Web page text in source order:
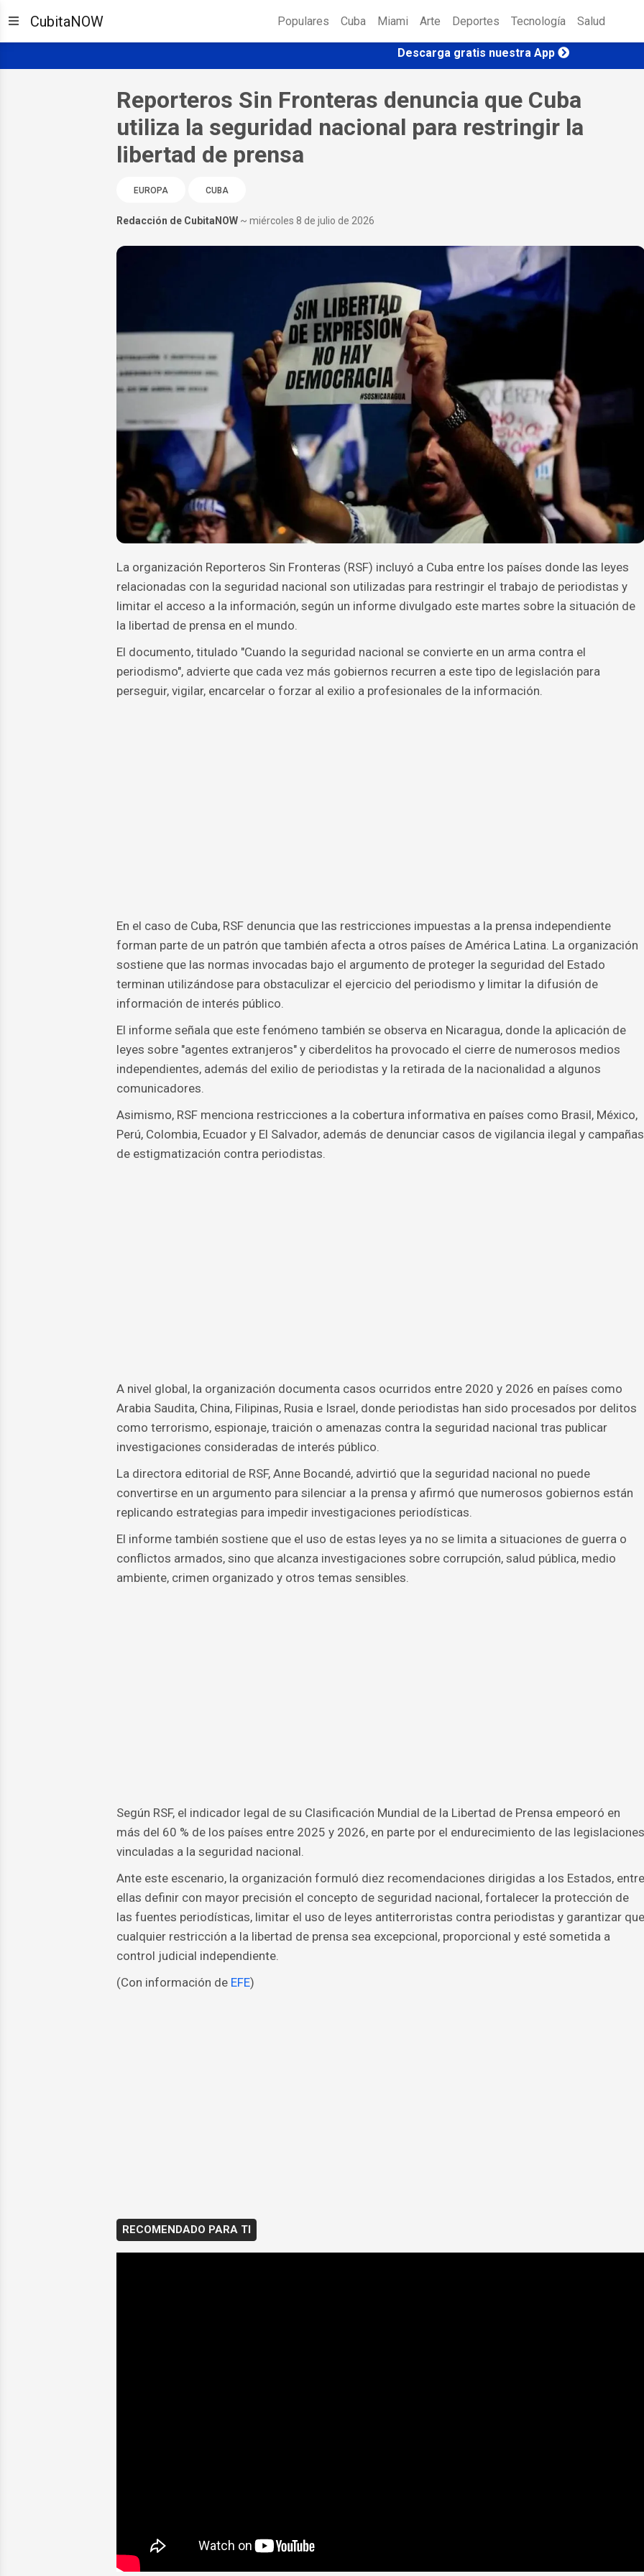
CubitaNOW Populares Cuba Miami Arte Deportes Tecnología Salud
Descarga gratis nuestra App
Reporteros Sin Fronteras denuncia que Cuba
utiliza la seguridad nacional para restringir la
libertad de prensa
EUROPA CUBA
Redacción de CubitaNOW ~ miércoles 8 de julio de 2026
La organización Reporteros Sin Fronteras (RSF) incluyó a Cuba entre los países donde las leyes
relacionadas con la seguridad nacional son utilizadas para restringir el trabajo de periodistas y
limitar el acceso a la información, según un informe divulgado este martes sobre la situación de
la libertad de prensa en el mundo.
El documento, titulado "Cuando la seguridad nacional se convierte en un arma contra el
periodismo", advierte que cada vez más gobiernos recurren a este tipo de legislación para
perseguir, vigilar, encarcelar o forzar al exilio a profesionales de la información.
En el caso de Cuba, RSF denuncia que las restricciones impuestas a la prensa independiente
forman parte de un patrón que también afecta a otros países de América Latina. La organización
sostiene que las normas invocadas bajo el argumento de proteger la seguridad del Estado
terminan utilizándose para obstaculizar el ejercicio del periodismo y limitar la difusión de
información de interés público.
El informe señala que este fenómeno también se observa en Nicaragua, donde la aplicación de
leyes sobre "agentes extranjeros" y ciberdelitos ha provocado el cierre de numerosos medios
independientes, además del exilio de periodistas y la retirada de la nacionalidad a algunos
comunicadores.
Asimismo, RSF menciona restricciones a la cobertura informativa en países como Brasil, México,
Perú, Colombia, Ecuador y El Salvador, además de denunciar casos de vigilancia ilegal y campañas
de estigmatización contra periodistas.
A nivel global, la organización documenta casos ocurridos entre 2020 y 2026 en países como
Arabia Saudita, China, Filipinas, Rusia e Israel, donde periodistas han sido procesados por delitos
como terrorismo, espionaje, traición o amenazas contra la seguridad nacional tras publicar
investigaciones consideradas de interés público.
La directora editorial de RSF, Anne Bocandé, advirtió que la seguridad nacional no puede
convertirse en un argumento para silenciar a la prensa y afirmó que numerosos gobiernos están
replicando estrategias para impedir investigaciones periodísticas.
El informe también sostiene que el uso de estas leyes ya no se limita a situaciones de guerra o
conflictos armados, sino que alcanza investigaciones sobre corrupción, salud pública, medio
ambiente, crimen organizado y otros temas sensibles.
Según RSF, el indicador legal de su Clasificación Mundial de la Libertad de Prensa empeoró en
más del 60 % de los países entre 2025 y 2026, en parte por el endurecimiento de las legislaciones
vinculadas a la seguridad nacional.
Ante este escenario, la organización formuló diez recomendaciones dirigidas a los Estados, entre
ellas definir con mayor precisión el concepto de seguridad nacional, fortalecer la protección de
las fuentes periodísticas, limitar el uso de leyes antiterroristas contra periodistas y garantizar que
cualquier restricción a la libertad de prensa sea excepcional, proporcional y esté sometida a
control judicial independiente.
(Con información de EFE)
RECOMENDADO PARA TI